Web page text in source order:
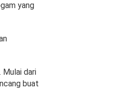
yang
Mulai dari
buat